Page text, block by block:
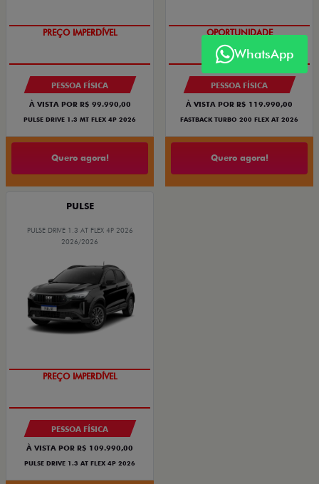
PREÇO IMPERDÍVEL
PESSOA FÍSICA
À VISTA POR R$ 99.990,00
PULSE DRIVE 1.3 MT FLEX 4P 2026
Quero agora!
OPORTUNIDADE
PESSOA FÍSICA
À VISTA POR R$ 119.990,00
FASTBACK TURBO 200 FLEX AT 2026
Quero agora!
PULSE
PULSE DRIVE 1.3 AT FLEX 4P 2026
2026/2026
PREÇO IMPERDÍVEL
PESSOA FÍSICA
À VISTA POR R$ 109.990,00
PULSE DRIVE 1.3 AT FLEX 4P 2026
WhatsApp